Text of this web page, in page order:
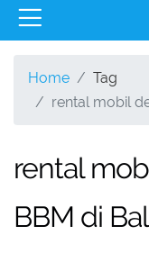
Home
Tag
rental mobil
rental
BBM di